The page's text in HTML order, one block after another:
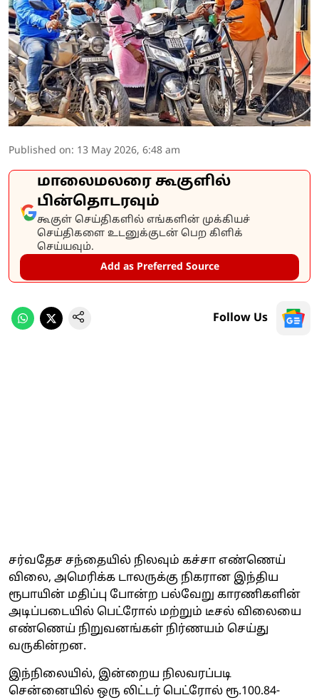
Published on: 13 May 2026, 6:48 am
மாலைமலரை கூகுளில்
பின்தொடரவும்
கூகுள் செய்திகளில் எங்களின் முக்கியச்
செய்திகளை உடனுக்குடன் பெற கிளிக்
செய்யவும்.
Add as Preferred Source
Follow Us
சர்வதேச சந்தையில் நிலவும் கச்சா எண்ணெய்
விலை, அமெரிக்க டாலருக்கு நிகரான இந்திய
ரூபாயின் மதிப்பு போன்ற பல்வேறு காரணிகளின்
அடிப்படையில் பெட்ரோல் மற்றும் டீசல் விலையை
எண்ணெய் நிறுவனங்கள் நிர்ணயம் செய்து
வருகின்றன.
இந்நிலையில், இன்றைய நிலவரப்படி
சென்னையில் ஒரு லிட்டர் பெட்ரோல் ரூ.100.84-